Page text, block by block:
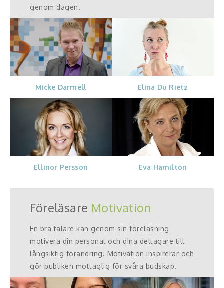
genom dagen.
Micke Darmell Elina Du Rietz
Ellinor Persson Eva Hamilton
Föreläsare Motivation
En bra talare kan genom sin föreläsning
motivera din personal och dina deltagare till
långsiktig förändring. Motivation inspirerar och
gör publiken mottaglig för svåra budskap.